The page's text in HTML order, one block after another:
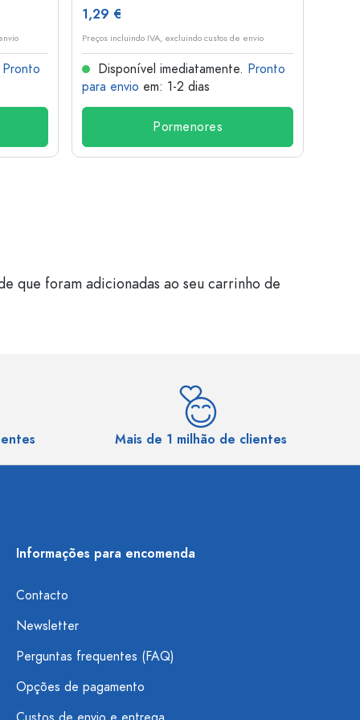
Pronto
1,29 €
Preços incluindo IVA, excluindo custos de envio
Disponível imediatamente. Pronto
para envio em: 1-2 dias
Pormenores
que foram adicionadas ao seu carrinho de
Mais de 1 milhão de clientes
Informações para encomenda
Contacto
Newsletter
Perguntas frequentes (FAQ)
Opções de pagamento